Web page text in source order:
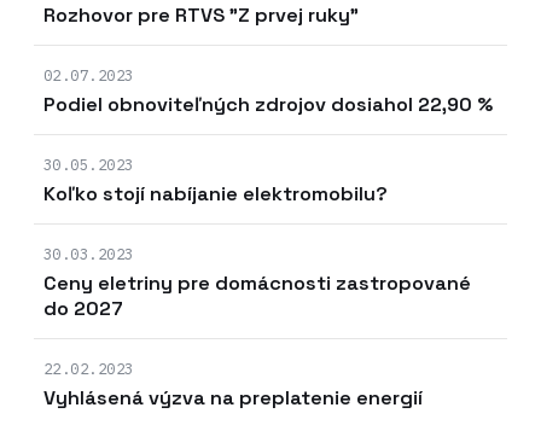
Rozhovor pre RTVS "Z prvej ruky"
02.07.2023
Podiel obnoviteľných zdrojov dosiahol 22,90 %
30.05.2023
Koľko stojí nabíjanie elektromobilu?
30.03.2023
Ceny eletriny pre domácnosti zastropované
do 2027
22.02.2023
Vyhlásená výzva na preplatenie energií